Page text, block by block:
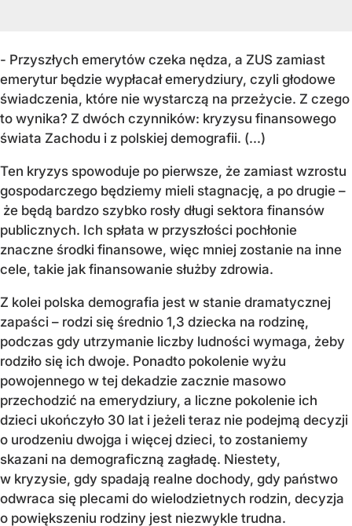
- Przyszłych emerytów czeka nędza, a ZUS zamiast
emerytur będzie wypłacał emerydziury, czyli głodowe
świadczenia, które nie wystarczą na przeżycie. Z czego
to wynika? Z dwóch czynników: kryzysu finansowego
świata Zachodu i z polskiej demografii. (...)
Ten kryzys spowoduje po pierwsze, że zamiast wzrostu
gospodarczego będziemy mieli stagnację, a po drugie –
że będą bardzo szybko rosły długi sektora finansów
publicznych. Ich spłata w przyszłości pochłonie
znaczne środki finansowe, więc mniej zostanie na inne
cele, takie jak finansowanie służby zdrowia.
Z kolei polska demografia jest w stanie dramatycznej
zapaści – rodzi się średnio 1,3 dziecka na rodzinę,
podczas gdy utrzymanie liczby ludności wymaga, żeby
rodziło się ich dwoje. Ponadto pokolenie wyżu
powojennego w tej dekadzie zacznie masowo
przechodzić na emerydziury, a liczne pokolenie ich
dzieci ukończyło 30 lat i jeżeli teraz nie podejmą decyzji
o urodzeniu dwojga i więcej dzieci, to zostaniemy
skazani na demograficzną zagładę. Niestety,
w kryzysie, gdy spadają realne dochody, gdy państwo
odwraca się plecami do wielodzietnych rodzin, decyzja
o powiększeniu rodziny jest niezwykle trudna.